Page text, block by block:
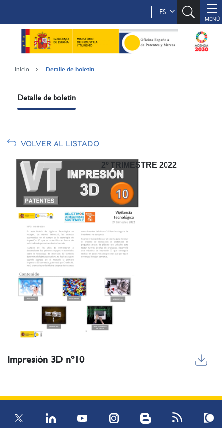
ES
Inicio Detalle de boletin
Detalle de boletin
VOLVER AL LISTADO
2º TRIMESTRE 2022
Impresión 3D nº10